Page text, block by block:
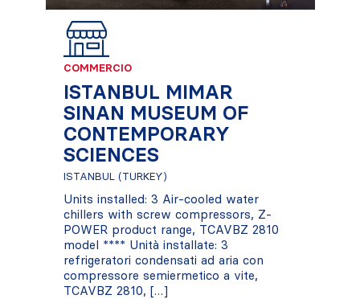
COMMERCIO
ISTANBUL MIMAR
SINAN MUSEUM OF
CONTEMPORARY
SCIENCES
ISTANBUL (TURKEY)
Units installed: 3 Air-cooled water
chillers with screw compressors, Z-
POWER product range, TCAVBZ 2810
model **** Unità installate: 3
refrigeratori condensati ad aria con
compressore semiermetico a vite,
TCAVBZ 2810, […]